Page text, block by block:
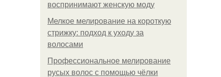
воспринимают женскую моду
Мелкое мелирование на короткую
стрижку: подход к уходу за
волосами
Профессиональное мелирование
русых волос с помощью чёлки